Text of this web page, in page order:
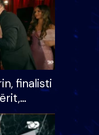
finalisti
divorci